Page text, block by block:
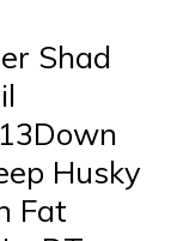
Shad
Husky
Fat